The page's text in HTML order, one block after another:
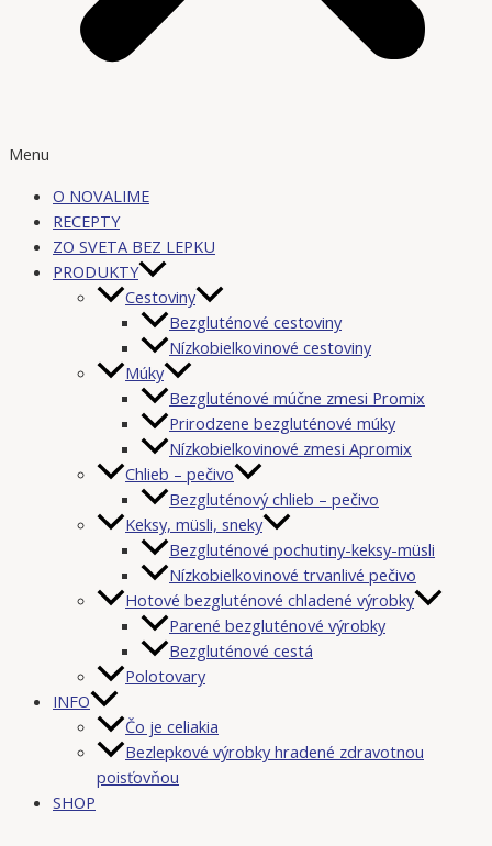
Menu
O NOVALIME
RECEPTY
ZO SVETA BEZ LEPKU
PRODUKTY
Cestoviny
Bezgluténové cestoviny
Nízkobielkovinové cestoviny
Múky
Bezgluténové múčne zmesi Promix
Prirodzene bezgluténové múky
Nízkobielkovinové zmesi Apromix
Chlieb – pečivo
Bezgluténový chlieb – pečivo
Keksy, müsli, sneky
Bezgluténové pochutiny-keksy-müsli
Nízkobielkovinové trvanlivé pečivo
Hotové bezgluténové chladené výrobky
Parené bezgluténové výrobky
Bezgluténové cestá
Polotovary
INFO
Čo je celiakia
Bezlepkové výrobky hradené zdravotnou
poisťovňou
SHOP